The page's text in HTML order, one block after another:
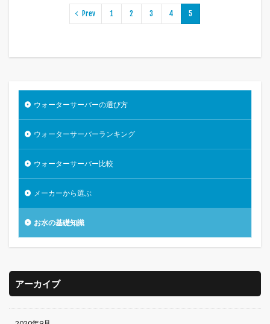
Prev 1 2 3 4 5
ウォーターサーバーの選び方
ウォーターサーバーランキング
ウォーターサーバー比較
メーカーから選ぶ
お水の基礎知識
アーカイブ